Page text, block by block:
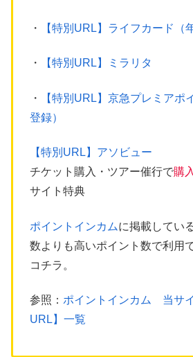
・ 【特別URL】ライフカード（
・ 【特別URL】ミラリタ
・
【特別URL】京急プレミアポ
登録）
【特別URL】アソビュー
チケット購入・ツアー催行で購
サイト特典
ポイントインカムに掲載してい
数よりも高いポイント数で利用
コチラ。
参照： ポイントインカム 当サ
URL】一覧